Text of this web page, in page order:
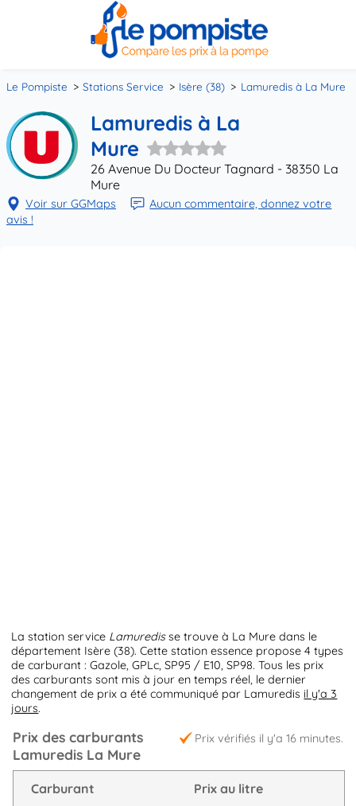
Le Pompiste Stations Service Isère (38) Lamuredis à La Mure
Lamuredis à La
Mure
26 Avenue Du Docteur Tagnard - 38350 La
Mure
Voir sur GGMaps
Aucun commentaire, donnez votre
avis !
La station service Lamuredisse trouve à La Mure dans le
département Isère (38). Cette station essence propose 4 types
de carburant : Gazole, GPLc, SP95 / E10, SP98. Tous les prix
des carburants sont mis à jour en temps réel, le dernier
changement de prix a été communiqué par Lamuredis il y'a 3
jours.
Prix vérifiés il y'a 16 minutes.
Prix des carburants
Lamuredis La Mure
Carburant Prix au litre